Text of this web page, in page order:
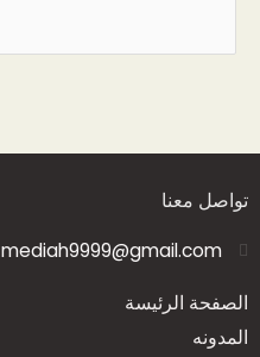
تواصل معنا
mediah9999@gmail.com
الصفحة الرئيسة
المدونه